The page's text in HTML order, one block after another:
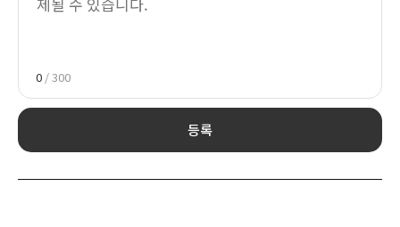
0 / 300
등록